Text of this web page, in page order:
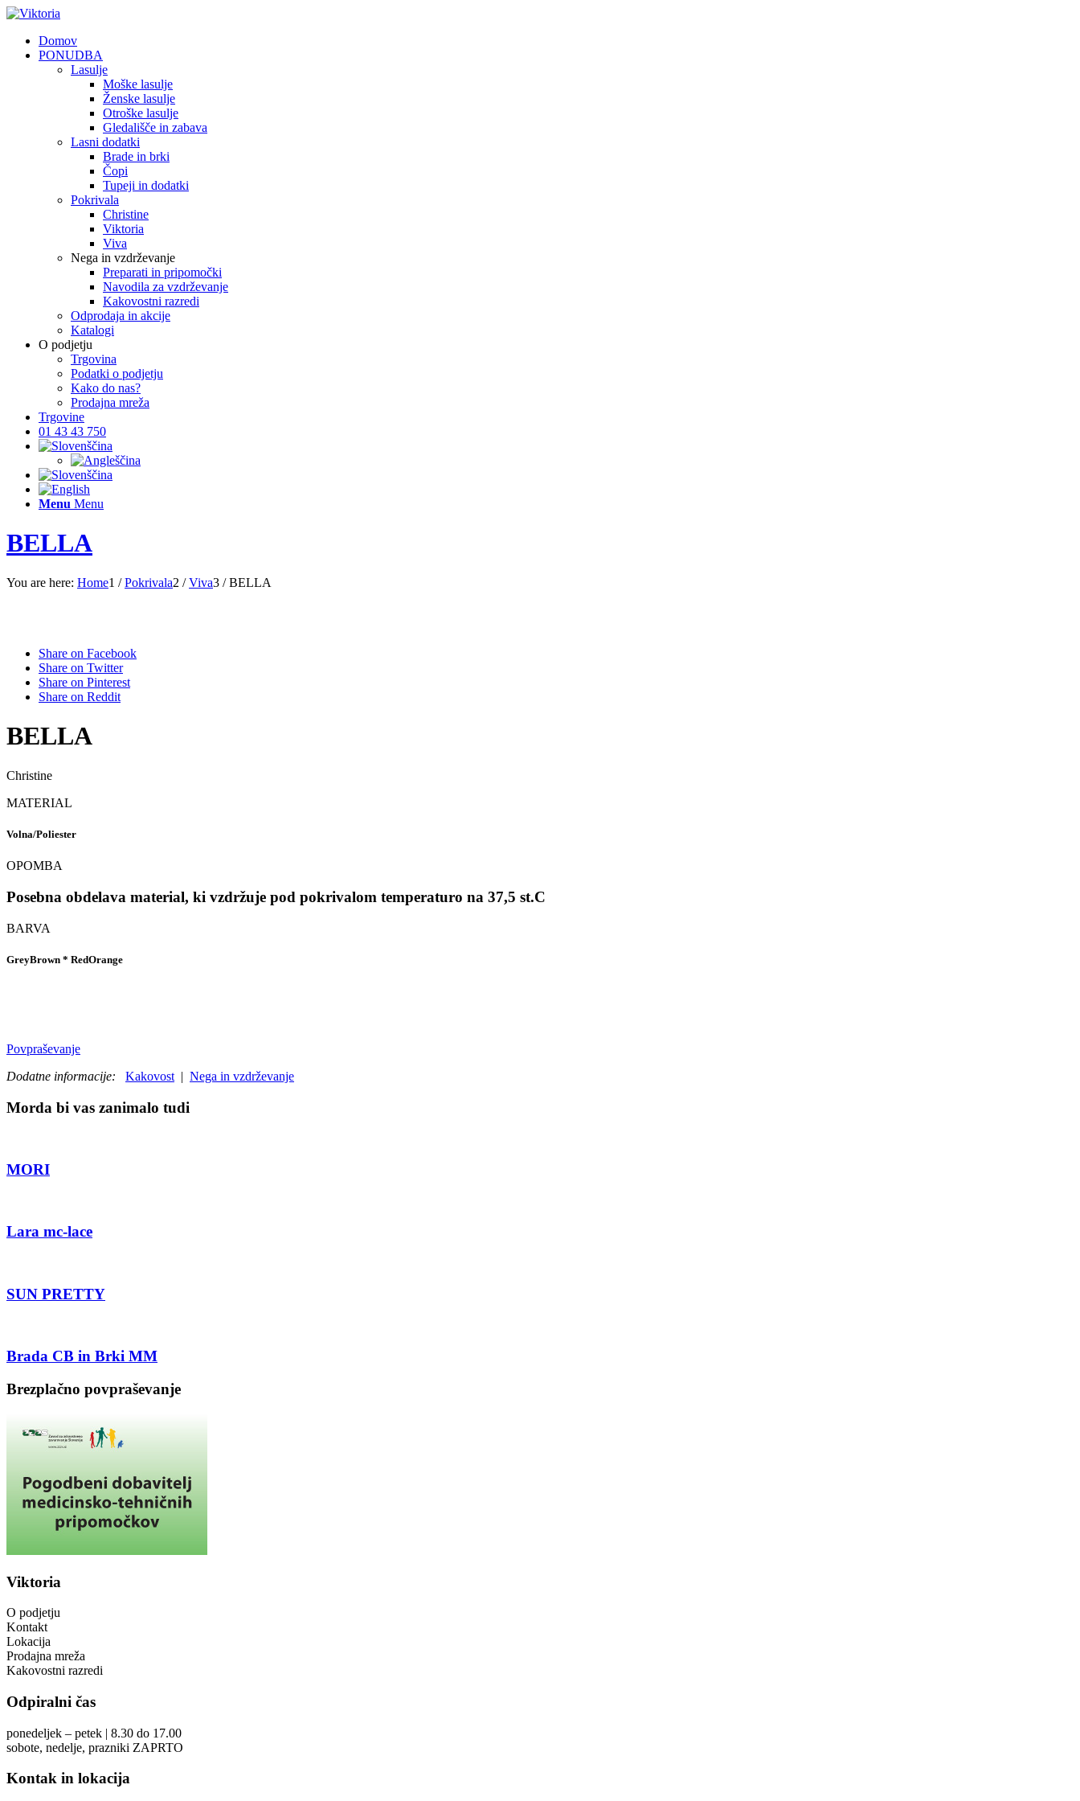
Domov
PONUDBA
Lasulje
Moške lasulje
Ženske lasulje
Otroške lasulje
Gledališče in zabava
Lasni dodatki
Brade in brki
Čopi
Tupeji in dodatki
Pokrivala
Christine
Viktoria
Viva
Nega in vzdrževanje
Preparati in pripomočki
Navodila za vzdrževanje
Kakovostni razredi
Odprodaja in akcije
Katalogi
O podjetju
Trgovina
Podatki o podjetju
Kako do nas?
Prodajna mreža
Trgovine
01 43 43 750
Menu Menu
BELLA
You are here: Home1 / Pokrivala2 / Viva3 / BELLA
Share on Facebook
Share on Twitter
Share on Pinterest
Share on Reddit
BELLA
Christine
MATERIAL
Volna/Poliester
OPOMBA
Posebna obdelava material, ki vzdržuje pod pokrivalom temperaturo na 37,5 st.C
BARVA
GreyBrown * RedOrange
Povpraševanje
Dodatne informacije:
Kakovost | Nega in vzdrževanje
Morda bi vas zanimalo tudi
MORI
Lara mc-lace
SUN PRETTY
Brada CB in Brki MM
Brezplačno povpraševanje
Viktoria
O podjetju
Kontakt
Lokacija
Prodajna mreža
Kakovostni razredi
Odpiralni čas
ponedeljek – petek | 8.30 do 17.00
sobote, nedelje, prazniki ZAPRTO
Kontak in lokacija